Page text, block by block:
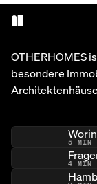
OTHERHOMES
besondere
5 MIN
4 MIN